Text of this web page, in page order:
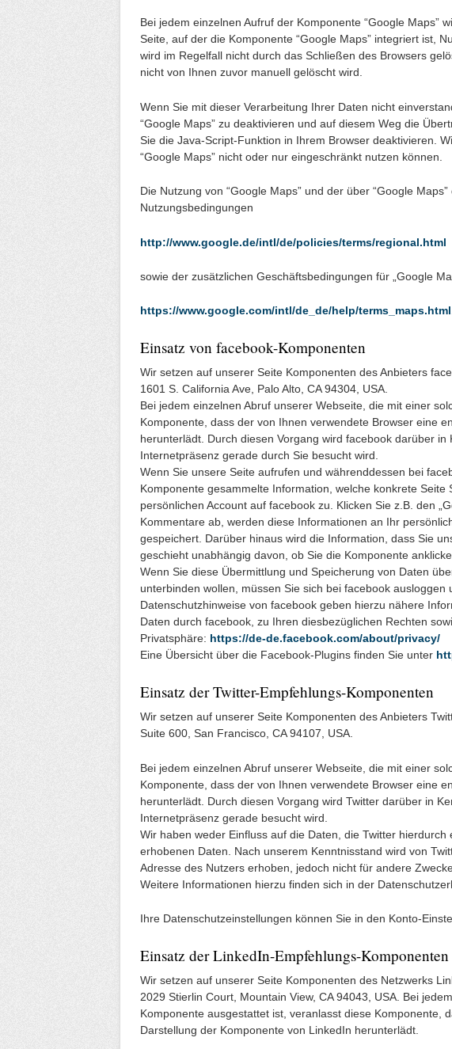
Bei jedem einzelnen Aufruf der Komponente “Google Maps”
Seite, auf der die Komponente “Google Maps” integriert ist,
wird im Regelfall nicht durch das Schließen des Browsers
nicht von Ihnen zuvor manuell gelöscht wird.
Wenn Sie mit dieser Verarbeitung Ihrer Daten nicht
“Google Maps” zu deaktivieren und auf diesem Weg die
Sie die Java-Script-Funktion in Ihrem Browser deaktivieren.
“Google Maps” nicht oder nur eingeschränkt nutzen können.
Die Nutzung von “Google Maps” und der über “Google
Nutzungsbedingungen
http://www.google.de/intl/de/policies/terms/regional.html
sowie der zusätzlichen Geschäftsbedingungen für „Google
https://www.google.com/intl/de_de/help/terms_maps.html
Einsatz von facebook-Komponenten
Wir setzen auf unserer Seite Komponenten des Anbieters
1601 S. California Ave, Palo Alto, CA 94304, USA.
Bei jedem einzelnen Abruf unserer Webseite, die mit einer
Komponente, dass der von Ihnen verwendete Browser eine
herunterlädt. Durch diesen Vorgang wird facebook darüber
Internetpräsenz gerade durch Sie besucht wird.
Wenn Sie unsere Seite aufrufen und währenddessen bei
Komponente gesammelte Information, welche konkrete
persönlichen Account auf facebook zu. Klicken Sie z.B. den
Kommentare ab, werden diese Informationen an Ihr
gespeichert. Darüber hinaus wird die Information, dass Sie
geschieht unabhängig davon, ob Sie die Komponente
Wenn Sie diese Übermittlung und Speicherung von Daten
unterbinden wollen, müssen Sie sich bei facebook
Datenschutzhinweise von facebook geben hierzu nähere
Daten durch facebook, zu Ihren diesbezüglichen Rechten
Privatsphäre: https://de-de.facebook.com/about/privacy/
Eine Übersicht über die Facebook-Plugins finden Sie unter
Einsatz der Twitter-Empfehlungs-Komponenten
Wir setzen auf unserer Seite Komponenten des Anbieters
Suite 600, San Francisco, CA 94107, USA.
Bei jedem einzelnen Abruf unserer Webseite, die mit einer
Komponente, dass der von Ihnen verwendete Browser eine
herunterlädt. Durch diesen Vorgang wird Twitter darüber in
Internetpräsenz gerade besucht wird.
Wir haben weder Einfluss auf die Daten, die Twitter
erhobenen Daten. Nach unserem Kenntnisstand wird von
Adresse des Nutzers erhoben, jedoch nicht für andere
Weitere Informationen hierzu finden sich in der
Ihre Datenschutzeinstellungen können Sie in den Konto-
Einsatz der LinkedIn-Empfehlungs-Komponenten
Wir setzen auf unserer Seite Komponenten des Netzwerks
2029 Stierlin Court, Mountain View, CA 94043, USA. Bei
Komponente ausgestattet ist, veranlasst diese Komponente,
Darstellung der Komponente von LinkedIn herunterlädt.